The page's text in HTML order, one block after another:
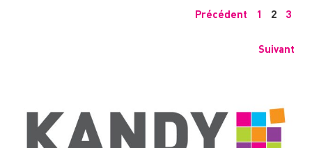
Précédent 1 2 3
Suivant